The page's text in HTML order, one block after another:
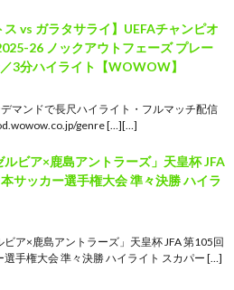
ス vs ガラタサライ】UEFAチャンピオ
26 ノックアウトフェーズ プレー
3分ハイライト【WOWOW】
マンドで長尺ハイライト・フルマッチ配信
genre […][…]
ルビア×鹿島アントラーズ」天皇杯 JFA
サッカー選手権大会 準々決勝 ハイラ
ビア×鹿島アントラーズ」天皇杯 JFA 第105回
選手権大会 準々決勝 ハイライト スカパー […]